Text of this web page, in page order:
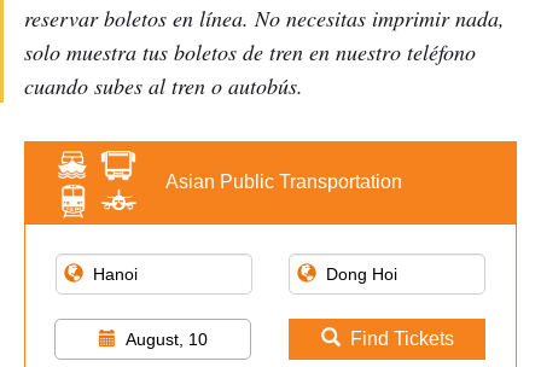
reservar boletos en línea. No necesitas imprimir nada,
solo muestra tus boletos de tren en nuestro teléfono
cuando subes al tren o autobús.
Asian Public Transportation
August, 10 Find Tickets